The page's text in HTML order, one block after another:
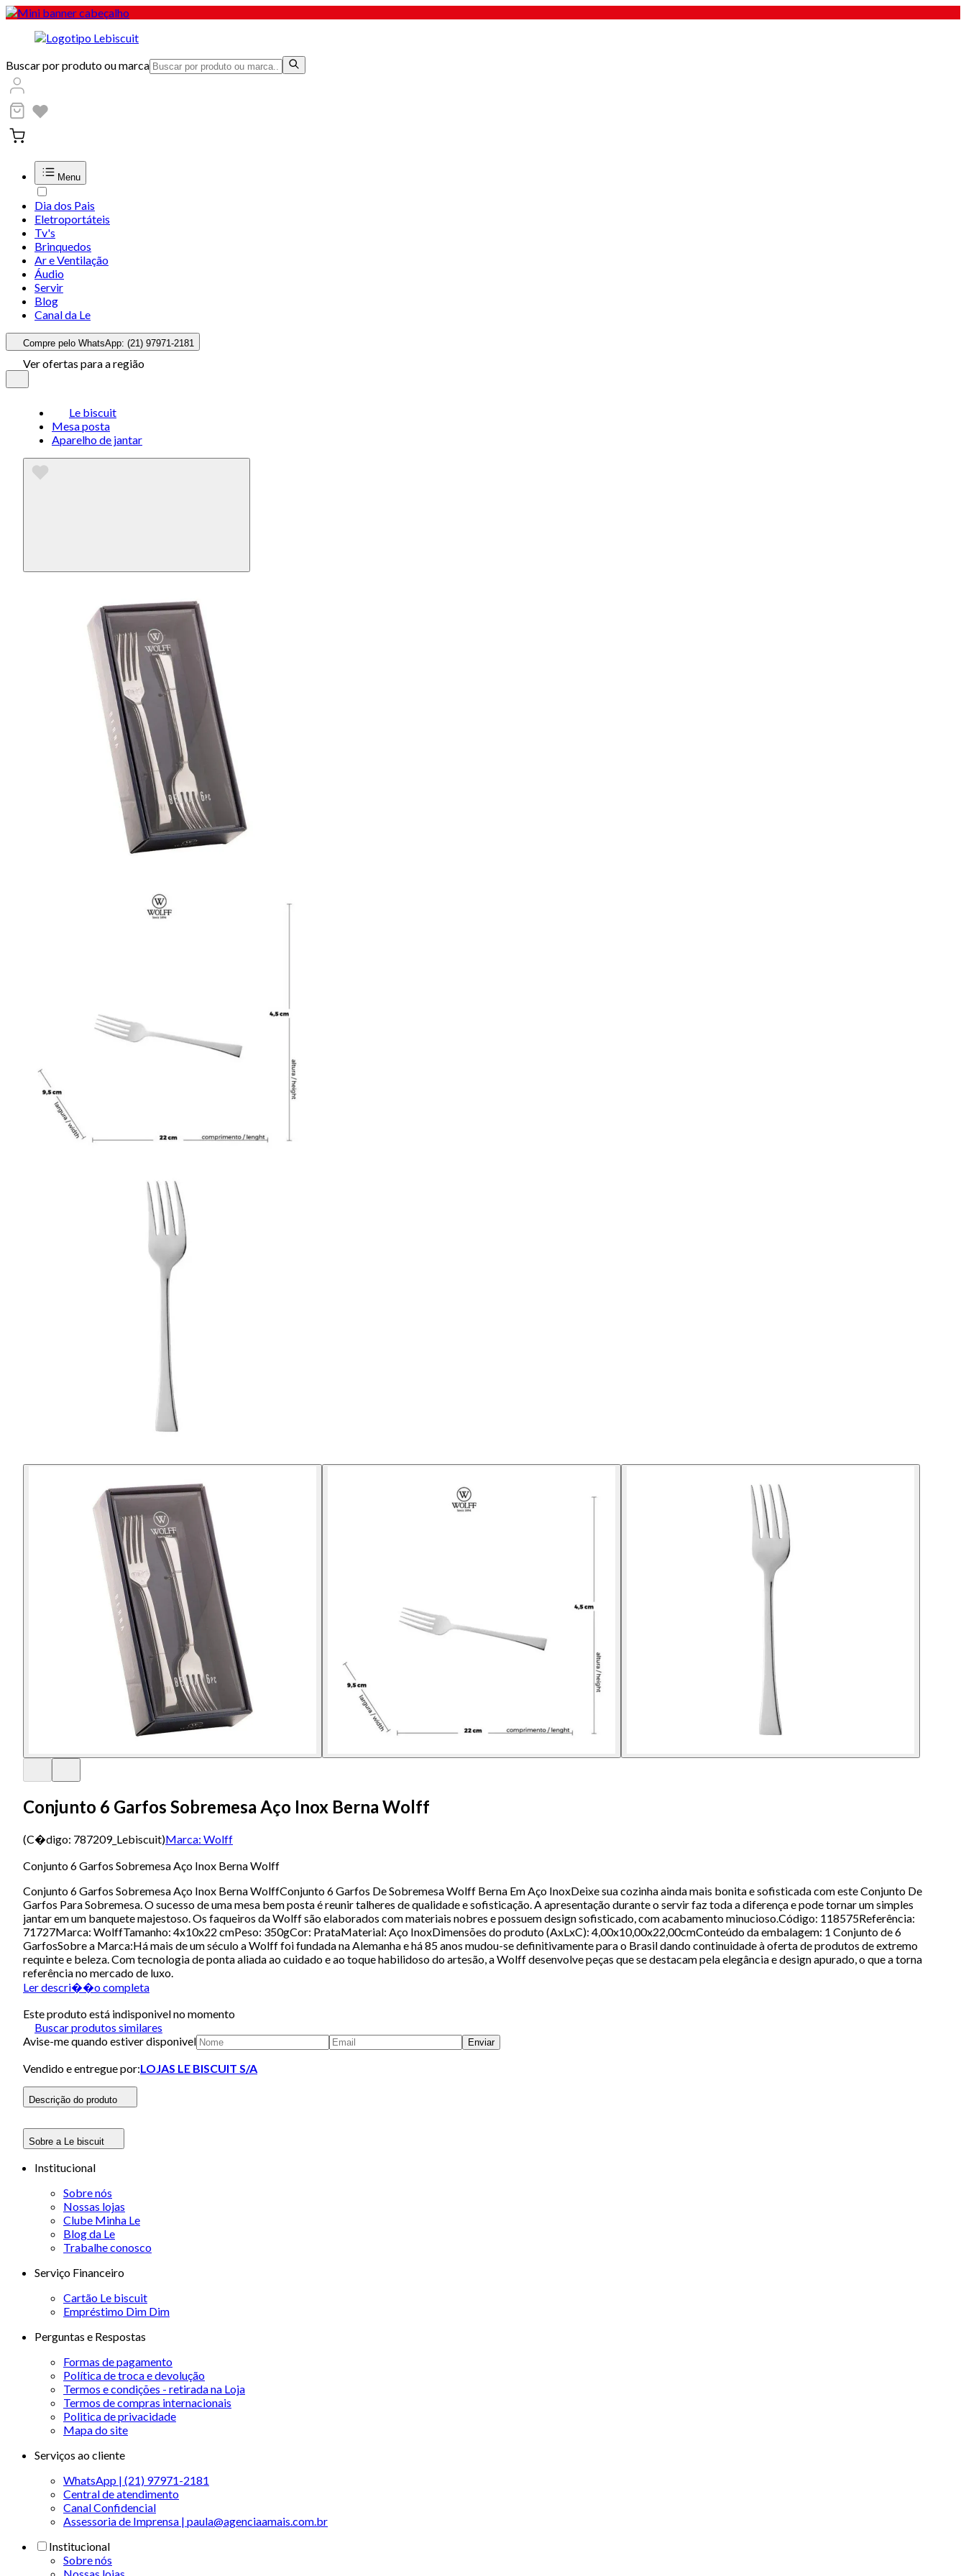
Buscar por produto ou marca
Menu
Dia dos Pais
Eletroportáteis
Tv's
Brinquedos
Ar e Ventilação
Áudio
Servir
Blog
Canal da Le
Compre pelo WhatsApp: (21) 97971-2181
Ver ofertas para a região
Le biscuit
Mesa posta
Aparelho de jantar
Conjunto 6 Garfos Sobremesa Aço Inox Berna Wolff
(C�digo: 787209_Lebiscuit)Marca: Wolff
Conjunto 6 Garfos Sobremesa Aço Inox Berna Wolff
Conjunto 6 Garfos Sobremesa Aço Inox Berna WolffConjunto 6 Garfos De Sobremesa Wolff Berna Em Aço InoxDeixe sua cozinha ainda mais bonita e sofisticada com este Conjunto De
Garfos Para Sobremesa. O sucesso de uma mesa bem posta é reunir talheres de qualidade e sofisticação. A apresentação durante o servir faz toda a diferença e pode tornar um simples
jantar em um banquete majestoso. Os faqueiros da Wolff são elaborados com materiais nobres e possuem design sofisticado, com acabamento minucioso.Código: 118575Referência:
71727Marca: WolffTamanho: 4x10x22 cmPeso: 350gCor: PrataMaterial: Aço InoxDimensões do produto (AxLxC): 4,00x10,00x22,00cmConteúdo da embalagem: 1 Conjunto de 6
GarfosSobre a Marca:Há mais de um século a Wolff foi fundada na Alemanha e há 85 anos mudou-se definitivamente para o Brasil dando continuidade à oferta de produtos de extremo
requinte e beleza. Com tecnologia de ponta aliada ao cuidado e ao toque habilidoso do artesão, a Wolff desenvolve peças que se destacam pela elegância e design apurado, o que a torna
referência no mercado de luxo.
Ler descri��o completa
Este produto está indisponivel no momento
Buscar produtos similares
Avise-me quando estiver disponivel
Enviar
Vendido e entregue por:LOJAS LE BISCUIT S/A
Descrição do produto
Sobre a Le biscuit
Institucional
Sobre nós
Nossas lojas
Clube Minha Le
Blog da Le
Trabalhe conosco
Serviço Financeiro
Cartão Le biscuit
Empréstimo Dim Dim
Perguntas e Respostas
Formas de pagamento
Política de troca e devolução
Termos e condições - retirada na Loja
Termos de compras internacionais
Politica de privacidade
Mapa do site
Serviços ao cliente
WhatsApp | (21) 97971-2181
Central de atendimento
Canal Confidencial
Assessoria de Imprensa | paula@agenciaamais.com.br
Institucional
Sobre nós